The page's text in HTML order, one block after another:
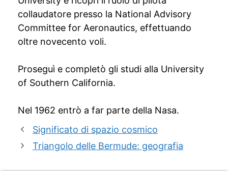
collaudatore presso la National Advisory
Committee for Aeronautics, effettuando
oltre novecento voli.
Proseguì e completò gli studi alla University
of Southern California.
Nel 1962 entrò a far parte della Nasa.
Significato di spazio cosmico
Triangolo delle Bermude: geografia